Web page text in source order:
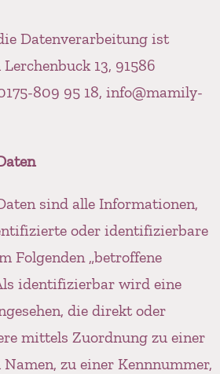
Datenverarbeitung ist
13, 91586
809 95 18, info@mamily-
sind alle Informationen,
oder identifizierbare
Folgenden „betroffene
identifizierbar wird eine
die direkt oder
mittels Zuordnung zu einer
zu einer Kennnummer,